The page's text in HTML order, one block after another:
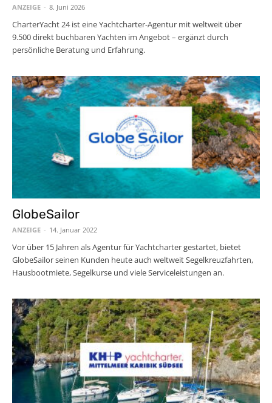
ANZEIGE - 8. Juni 2026
CharterYacht 24 ist eine Yachtcharter-Agentur mit weltweit über
9.500 direkt buchbaren Yachten im Angebot – ergänzt durch
persönliche Beratung und Erfahrung.
GlobeSailor
ANZEIGE - 14. Januar 2022
Vor über 15 Jahren als Agentur für Yachtcharter gestartet, bietet
GlobeSailor seinen Kunden heute auch weltweit Segelkreuzfahrten,
Hausbootmiete, Segelkurse und viele Serviceleistungen an.